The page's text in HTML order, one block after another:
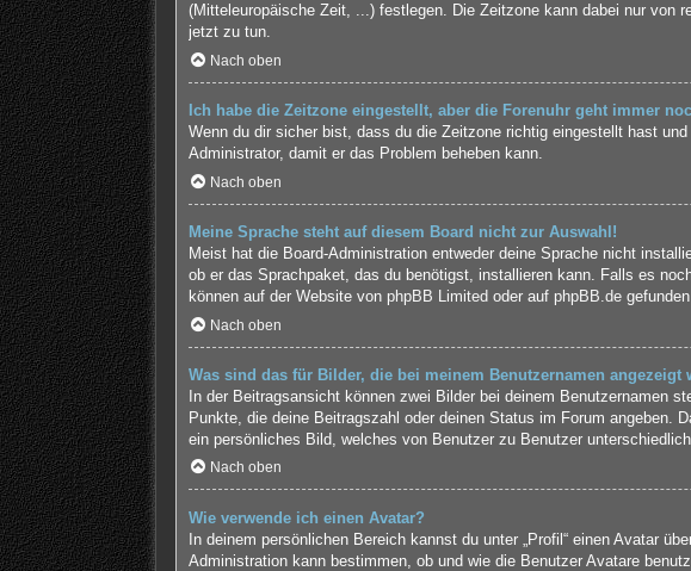
(Mitteleuropäische Zeit, ...) festlegen. Die Zeitzone kann dabei nur von
jetzt zu tun.
Nach oben
Ich habe die Zeitzone eingestellt, aber die Forenuhr geht immer
Wenn du dir sicher bist, dass du die Zeitzone richtig eingestellt hast
Administrator, damit er das Problem beheben kann.
Nach oben
Meine Sprache steht auf diesem Board nicht zur Auswahl!
Meist hat die Board-Administration entweder deine Sprache nicht
ob er das Sprachpaket, das du benötigst, installieren kann. Falls es
können auf der Website von phpBB Limited oder auf phpBB.degefunden
Nach oben
Was sind das für Bilder, die bei meinem Benutzernamen angezeigt
In der Beitragsansicht können zwei Bilder bei deinem Benutzernamen
Punkte, die deine Beitragszahl oder deinen Status im Forum angeben.
ein persönliches Bild, welches von Benutzer zu Benutzer
Nach oben
Wie verwende ich einen Avatar?
In deinem persönlichen Bereich kannst du unter „Profil“ einen Avatar
Administration kann bestimmen, ob und wie die Benutzer Avatare